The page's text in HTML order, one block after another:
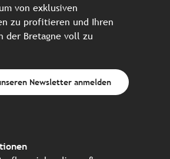
von exklusiven
zu profitieren und Ihren
der Bretagne voll zu
Newsletter anmelden